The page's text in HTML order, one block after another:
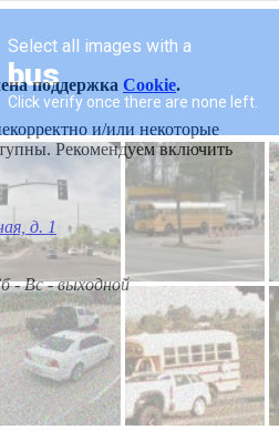
поддержка Cookie.
и/или некоторые
Рекомендуем включить
д. 1
- Вс - выходной